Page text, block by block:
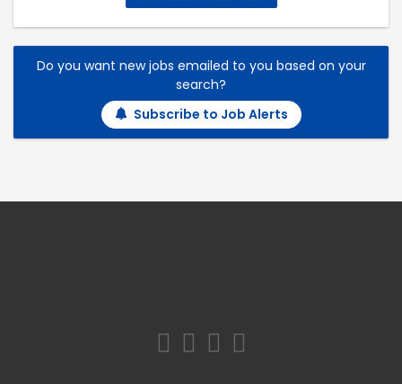
Do you want new jobs emailed to you based on your
search?
Subscribe to Job Alerts